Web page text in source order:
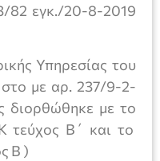
82 εγκ./20-8-2019
Υπηρεσίας του
με αρ. 237/9-2-
με το
τεύχος Β΄ και το
Β )